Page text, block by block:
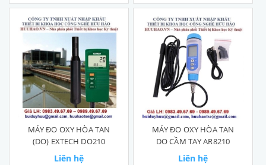
MÁY ĐO OXY HÒA TAN
(DO) EXTECH DO210
Liên hệ
MÁY ĐO OXY HÒA TAN
DO CẦM TAY AR8210
Liên hệ